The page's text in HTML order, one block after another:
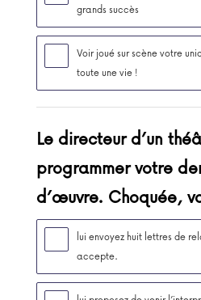
grands succès
Voir joué sur scène votre
toute une vie !
Le directeur d’un
programmer votre
d’œuvre. Choquée,
lui envoyez huit lettres de
accepte.